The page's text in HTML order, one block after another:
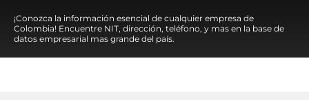
¡Conozca la información esencial de cualquier empresa de
Colombia! Encuentre NIT, dirección, teléfono, y mas en la base de
datos empresarial mas grande del país.